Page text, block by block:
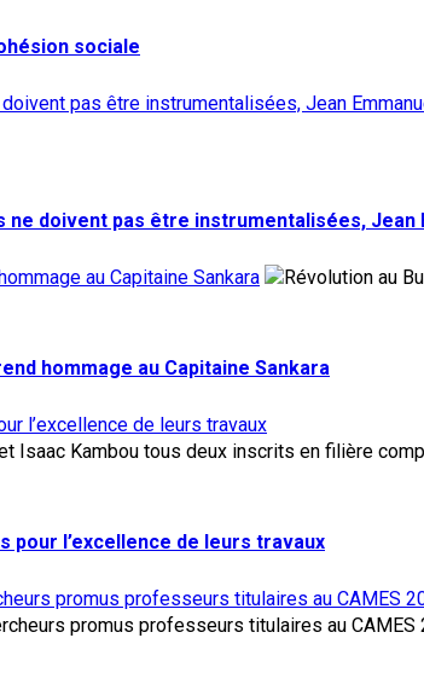
sociale
pas être instrumentalisées, Jean
ne doivent pas être instrumentalisées, Jean
au Capitaine Sankara
hommage au Capitaine Sankara
l’excellence de leurs travaux
pour l’excellence de leurs travaux
promus professeurs titulaires au CAMES